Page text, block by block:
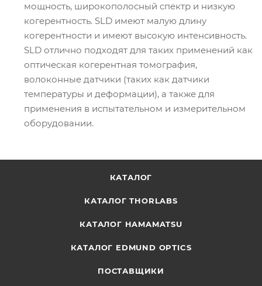
мощность, широкополосный спектр и низкую
когерентность. SLD имеют малую длину
когерентности и имеют высокую интенсивность.
SLD отлично подходят для таких применений как
оптическая когерентная томография,
волоконные датчики (таких как датчики
температуры и деформации), а также для
применения в испытательном и измерительном
оборудовании.
КАТАЛОГ
КАТАЛОГ THORLABS
КАТАЛОГ HAMAMATSU
КАТАЛОГ EDMUND OPTICS
ПОСТАВЩИКИ